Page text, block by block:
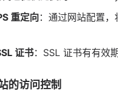
重定向：通过网站配置
证书：SSL 证书有有效
的访问控制